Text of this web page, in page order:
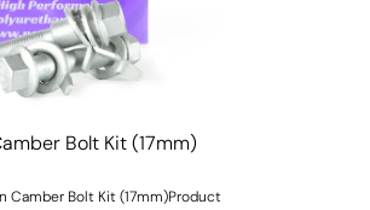
Bolt Kit (17mm)
Camber Bolt Kit (17mm)Product